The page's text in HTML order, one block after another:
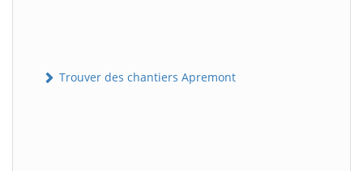
Trouver des chantiers Apremont